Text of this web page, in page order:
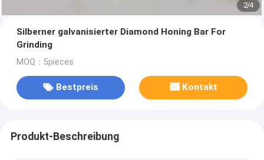
2/4
Silberner galvanisierter Diamond Honing Bar For
Grinding
MOQ：5pieces
Bestpreis Kontakt
Produkt-Beschreibung